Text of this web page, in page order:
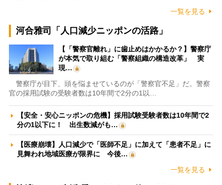
一覧を見る
河合雅司「人口減少ニッポンの活路」
【「警察官離れ」に歯止めはかかるか？】警察庁
が本気で取り組む「警察組織の構造改革」 実
現…
警察庁が目下、頭を悩ませているのが「警察官不足」だ。警察
官の採用試験の受験者数は10年間で2分の1以…
【安全・安心ニッポンの危機】採用試験受験者数は10年間で2
分の1以下に！ 出生数減がも…
【医療崩壊】人口減少で「医師不足」に加えて「患者不足」に
見舞われ地域医療が限界に 今後…
一覧を見る